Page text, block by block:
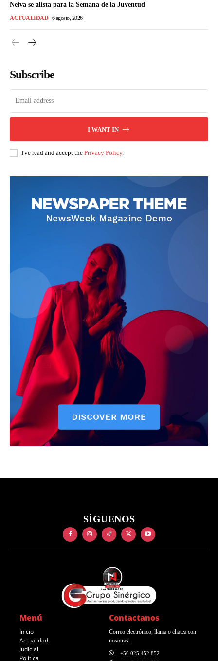
Neiva se alista para la Semana de la Juventud
ACTUALIDAD 6 agosto, 2026
Subscribe
I WANT IN
I've read and accept the Privacy Policy.
SÍGUENOS
Menú
Inicio
Actualidad
Judicial
Política
Contactanos
Correo electrónico, llama o chatea con
nosotras:
+56 025 452 852